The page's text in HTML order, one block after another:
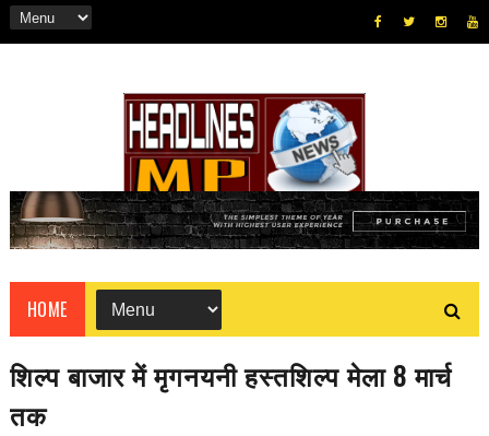
HOME
शिल्प बाजार में मृगनयनी हस्तशिल्प मेला 8 मार्च
तक